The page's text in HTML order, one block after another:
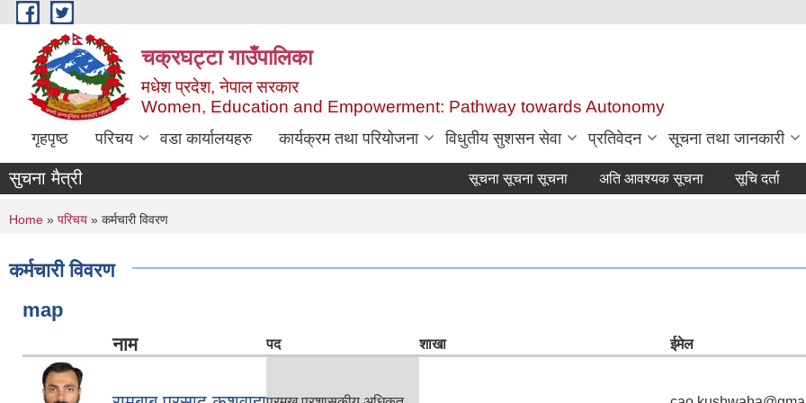
Skip to main content
चक्रघट्टा गाउँपालिका
मधेश प्रदेश, नेपाल सरकार
Women, Education and Empowerment: Pathway towards Autonomy
गृहपृष्ठ परिचय वडा कार्यालयहरु कार्यक्रम तथा परियोजना विधुतीय सुशसन सेवा प्रतिवेदन सूचना तथा जानकारी
सुचना मैत्री सूचना सूचना सूचना अति आवश्यक सूचना सूचि दर्ता गराउने
You are here
Home » परिचय » कर्मचारी विवरण
कर्मचारी विवरण
map
नाम पद शाखा ईमेल